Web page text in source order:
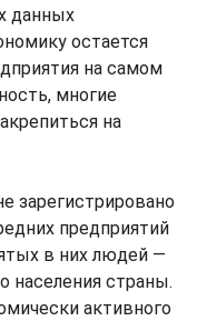
данных
остается
на самом
многие
на
зарегистрировано
предприятий
в них людей —
населения страны.
активного